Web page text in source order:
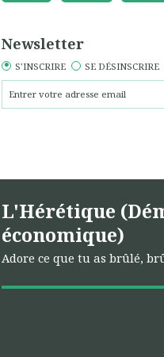
Newsletter
S'INSCRIRE SE DÉSINSCRIRE
L'Hérétique
économique)
Adore ce que tu as brûlé,